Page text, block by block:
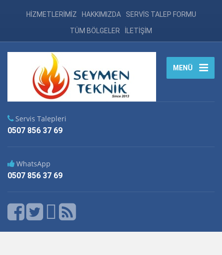
HİZMETLERİMİZ HAKKIMIZDA SERVİS TALEP FORMU
TÜM BÖLGELER İLETİŞİM
MENÜ
Servis Talepleri
0507 856 37 69
WhatsApp
0507 856 37 69